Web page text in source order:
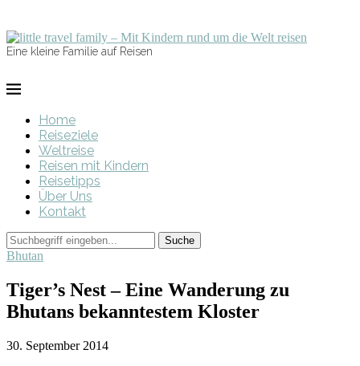
Eine kleine Familie auf Reisen
Home
Reiseziele
Weltreise
Reisen mit Kindern
Reisetipps
Über Uns
Kontakt
Bhutan
Tiger’s Nest – Eine Wanderung zu
Bhutans bekanntestem Kloster
30. September 2014